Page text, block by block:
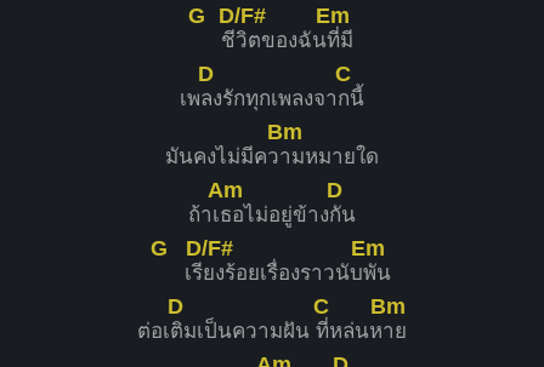
G
ชี
D/F#
วิตของฉัน
Em
ที่มี
เพ
D
ลงรักทุกเพลงจา
C
กนี้
มันคงไม่มีคว
Bm
ามหมายใด
ถ้าเ
Am
ธอไม่อยู่ข้าง
D
กัน
G
เรี
D/F#
ยงร้อยเรื่องราวนับ
Em
พัน
ต่อเ
D
ติมเป็นความฝัน
C
ที่หล่นห
Bm
าย